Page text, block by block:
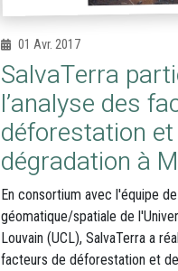
01 Avr. 2017
SalvaTerra
l’analyse des
déforestation
dégradation à
En consortium avec l'équipe
géomatique/spatiale de
Louvain (UCL), SalvaTerra a
facteurs de déforestation et